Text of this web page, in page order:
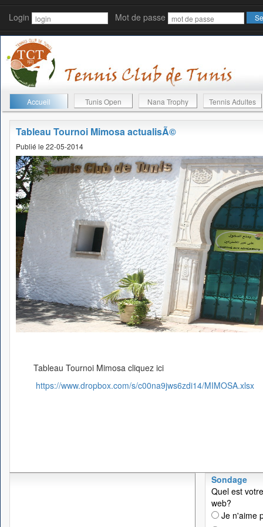
Login Mot de passe
Accueil Tunis Open Nana Trophy Tennis Adultes
Tableau Tournoi Mimosa actualisÃ©
Publié le 22-05-2014
Tableau Tournoi Mimosa cliquez ici
https://www.dropbox.com/s/c00na9jws6zdi14/MIMOSA.xlsx
Sondage
Quel est
web?
Je n'aime